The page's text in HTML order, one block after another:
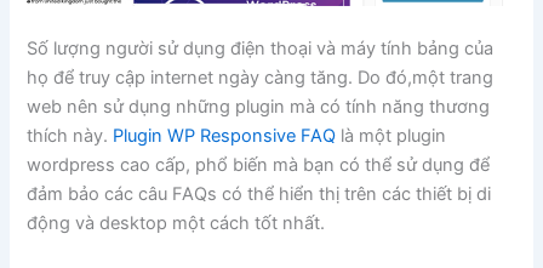
Số lượng người sử dụng điện thoại và máy tính bảng của
họ để truy cập internet ngày càng tăng. Do đó,một trang
web nên sử dụng những plugin mà có tính năng thương
thích này. Plugin WP Responsive FAQ là một plugin
wordpress cao cấp, phổ biến mà bạn có thể sử dụng để
đảm bảo các câu FAQs có thể hiển thị trên các thiết bị di
động và desktop một cách tốt nhất.